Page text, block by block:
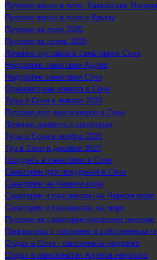
Путевки весна и лето. Кавказские
Путевки весна и лето в Крыму
Путевки на лето 2020
Путевки на осень 2020
Лечение суставов в санаториях Сочи
Недорогие санатории Адлер
Недорогие санатории Сочи
Одноместные номера в Сочи
Туры в Сочи в январе 2020
Путевки для пенсионеров в Сочи
Лечение диабета в санатории
Туры в Сочи в ноябре 2020
Тур в Сочи в декабре 2020
Похудеть в санатории в Сочи
Санатории для похудения в Сочи
Санатории на Черном море
Санатории и пансионаты на Черном море
Санатории и пансионаты на море
Путевки на санаторно-курортное лечение
Пансионаты с питанием и собственным
Отдых в Сочи - пансионаты недорого
Отдых в пансионатах Адлера недорого